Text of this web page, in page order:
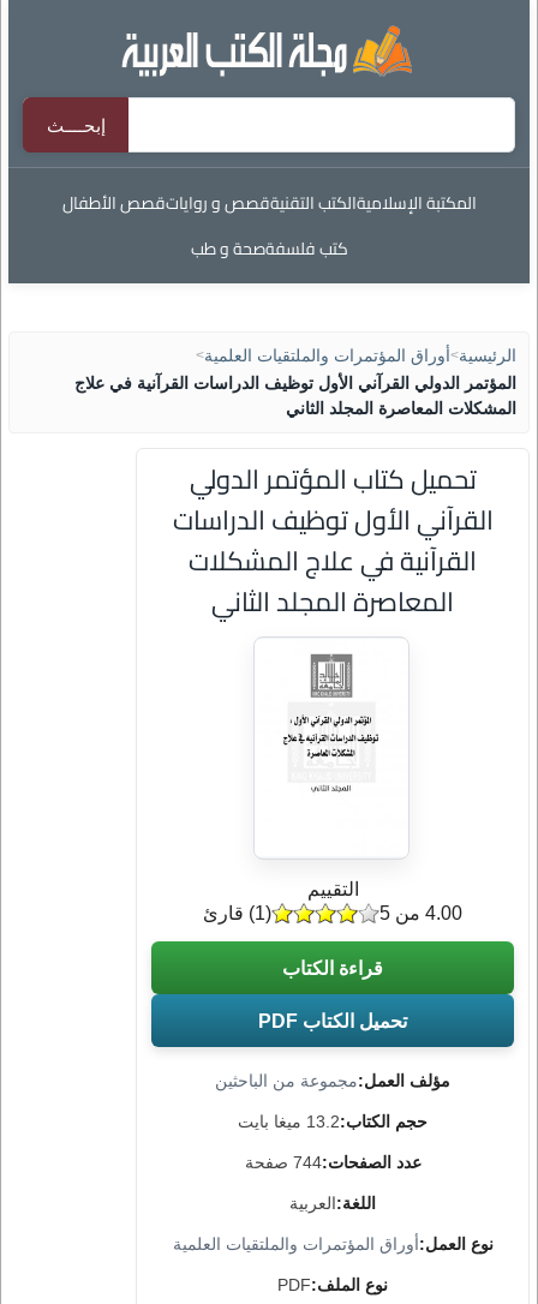
المكتبة الإسلاميةالكتب التقنيةقصص و رواياتقصص الأطفال
كتب فلسفةصحة و طب
الرئيسية> أوراق المؤتمرات والملتقيات العلمية>
المؤتمر الدولي القرآني الأول توظيف الدراسات القرآنية في علاج
المشكلات المعاصرة المجلد الثاني
تحميل كتاب المؤتمر الدولي
القرآني الأول توظيف الدراسات
القرآنية في علاج المشكلات
المعاصرة المجلد الثاني
مؤلف العمل:مجموعة من الباحثين
حجم الكتاب:13.2 ميغا بايت
عدد الصفحات:744 صفحة
اللغة:العربية
نوع العمل:أوراق المؤتمرات والملتقيات العلمية
نوع الملف:PDF
التقييم
(
1) قارئ 4.00 من 5
قراءة الكتاب
تحميل الكتاب PDF